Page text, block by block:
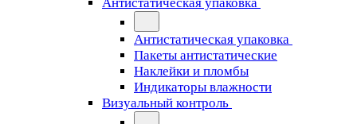
Антистатическая упаковка
Пакеты антистатические
Наклейки и пломбы
Индикаторы влажности
Визуальный контроль